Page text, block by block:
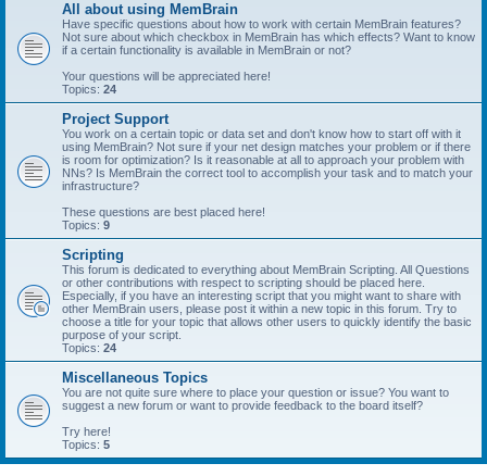
All about using MemBrain
Have specific questions about how to work with certain MemBrain features?
Not sure about which checkbox in MemBrain has which effects? Want to know
if a certain functionality is available in MemBrain or not?
Your questions will be appreciated here!
Topics: 24
Project Support
You work on a certain topic or data set and don't know how to start off with it
using MemBrain? Not sure if your net design matches your problem or if there
is room for optimization? Is it reasonable at all to approach your problem with
NNs? Is MemBrain the correct tool to accomplish your task and to match your
infrastructure?
These questions are best placed here!
Topics: 9
Scripting
This forum is dedicated to everything about MemBrain Scripting. All Questions
or other contributions with respect to scripting should be placed here.
Especially, if you have an interesting script that you might want to share with
other MemBrain users, please post it within a new topic in this forum. Try to
choose a title for your topic that allows other users to quickly identify the basic
purpose of your script.
Topics: 24
Miscellaneous Topics
You are not quite sure where to place your question or issue? You want to
suggest a new forum or want to provide feedback to the board itself?
Try here!
Topics: 5